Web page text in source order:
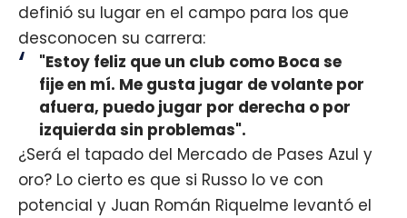
definió su lugar en el campo para los que
desconocen su carrera:
"Estoy feliz que un club como Boca se
fije en mí. Me gusta jugar de volante por
afuera, puedo jugar por derecha o por
izquierda sin problemas".
¿Será el tapado del Mercado de Pases Azul y
oro? Lo cierto es que si Russo lo ve con
potencial y Juan Román Riquelme levantó el